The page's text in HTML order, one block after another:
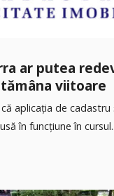
ar putea
viitoare
aplicația de
în funcțiune în